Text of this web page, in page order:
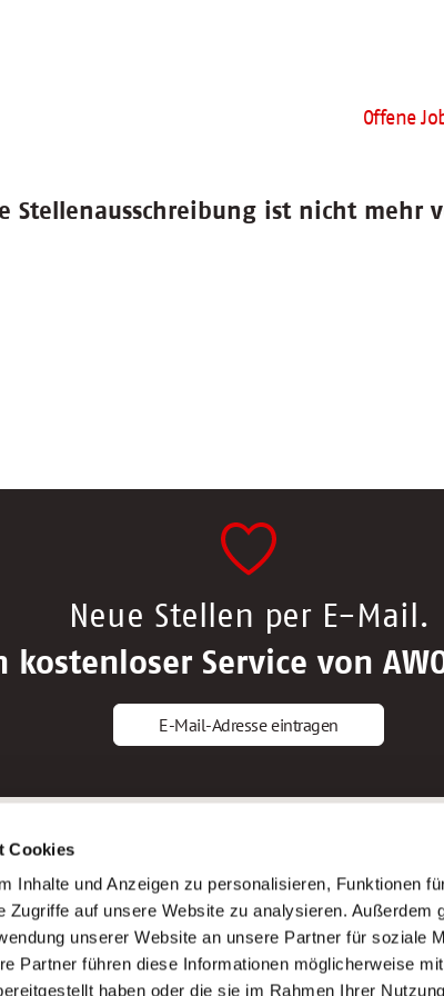
Cookies
Inhalte und Anzeigen zu personalisieren, Funktionen
Zugriffe auf unsere Website zu analysieren. Außerdem
unserer Website an unsere Partner für soziale
Partner führen diese Informationen möglicherweise
haben oder die sie im Rahmen Ihrer
Offene
Stellenausschreibung ist nicht mehr
Neue Stellen per E-Mail.
kostenloser Service von
E-Mail-Adresse eintragen
Altenpfleger*in
Krankenpfleger*in
Altenpflegehelfer*in
Erzieher*in
AWO Gliederungen nach
Stellenangebote nach
Sitemap
Impressum
Datenschutz